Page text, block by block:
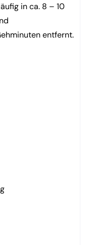
in ca. 8 – 10
entfernt.